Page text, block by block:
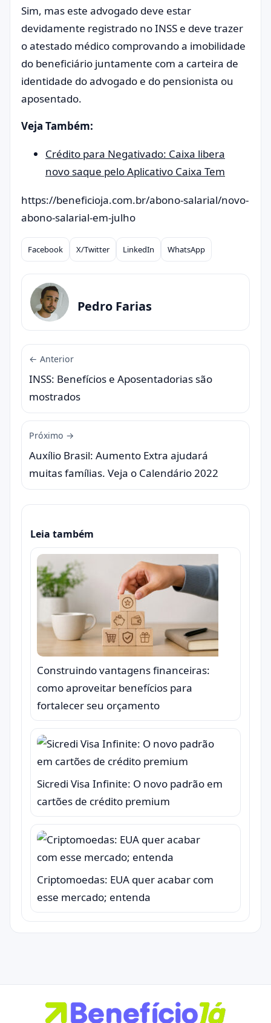
Sim, mas este advogado deve estar
devidamente registrado no INSS e deve trazer
o atestado médico comprovando a imobilidade
do beneficiário juntamente com a carteira de
identidade do advogado e do pensionista ou
aposentado.
Veja Também:
Crédito para Negativado: Caixa libera
novo saque pelo Aplicativo Caixa Tem
https://beneficioja.com.br/abono-salarial/novo-
abono-salarial-em-julho
Compartilhar
Facebook X/Twitter LinkedIn WhatsApp
Pedro Farias
← Anterior
INSS: Benefícios e Aposentadorias são
mostrados
Próximo →
Auxílio Brasil: Aumento Extra ajudará
muitas famílias. Veja o Calendário 2022
Leia também
Construindo vantagens financeiras:
como aproveitar benefícios para
fortalecer seu orçamento
Sicredi Visa Infinite: O novo padrão em
cartões de crédito premium
Criptomoedas: EUA quer acabar com
esse mercado; entenda